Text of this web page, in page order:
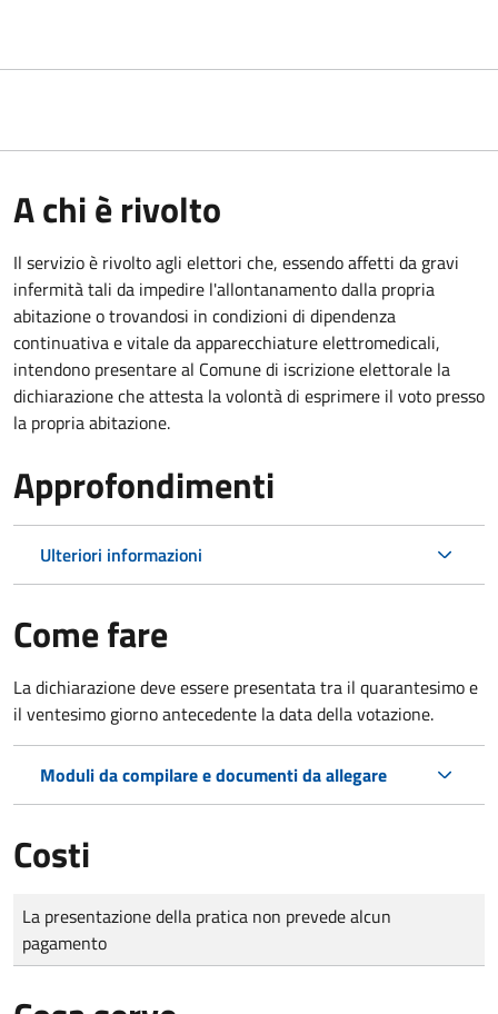
A chi è rivolto
Il servizio è rivolto agli elettori che, essendo affetti da gravi
infermità tali da impedire l'allontanamento dalla propria
abitazione o trovandosi in condizioni di dipendenza
continuativa e vitale da apparecchiature elettromedicali,
intendono presentare al Comune di iscrizione elettorale la
dichiarazione che attesta la volontà di esprimere il voto presso
la propria abitazione.
Approfondimenti
Ulteriori informazioni
Come fare
La dichiarazione deve essere presentata tra il quarantesimo e
il ventesimo giorno antecedente la data della votazione.
Moduli da compilare e documenti da allegare
Costi
Tipo di pagamento
Importo
La presentazione della pratica non prevede alcun
pagamento